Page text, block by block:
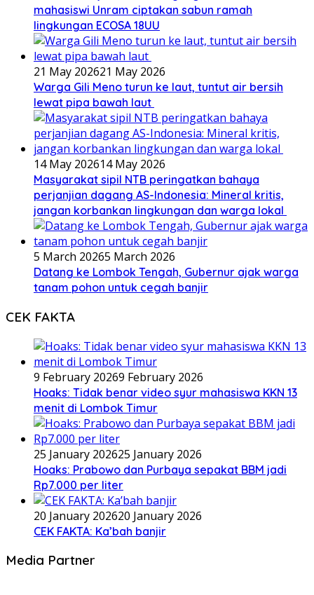
mahasiswi Unram ciptakan sabun ramah
lingkungan ECOSA 18UU
21 May 202621 May 2026
Warga Gili Meno turun ke laut, tuntut air bersih
lewat pipa bawah laut
14 May 202614 May 2026
Masyarakat sipil NTB peringatkan bahaya
perjanjian dagang AS-Indonesia: Mineral kritis,
jangan korbankan lingkungan dan warga lokal
5 March 20265 March 2026
Datang ke Lombok Tengah, Gubernur ajak warga
tanam pohon untuk cegah banjir
CEK FAKTA
9 February 20269 February 2026
Hoaks: Tidak benar video syur mahasiswa KKN 13
menit di Lombok Timur
25 January 202625 January 2026
Hoaks: Prabowo dan Purbaya sepakat BBM jadi
Rp7.000 per liter
20 January 202620 January 2026
CEK FAKTA: Ka’bah banjir
Media Partner